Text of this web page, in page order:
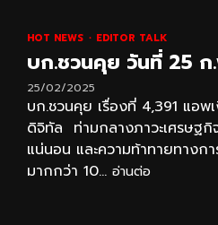
HOT NEWS EDITOR TALK
บก.ชวนคุย วันที่ 25
25/02/2025
บก.ชวนคุย เรื่องที่ 4,391 แอ
ดิจิทัล ท่ามกลางภาวะเศรษฐกิ
แน่นอน และความท้าทายทางก
มากกว่า 10... อ่านต่อ